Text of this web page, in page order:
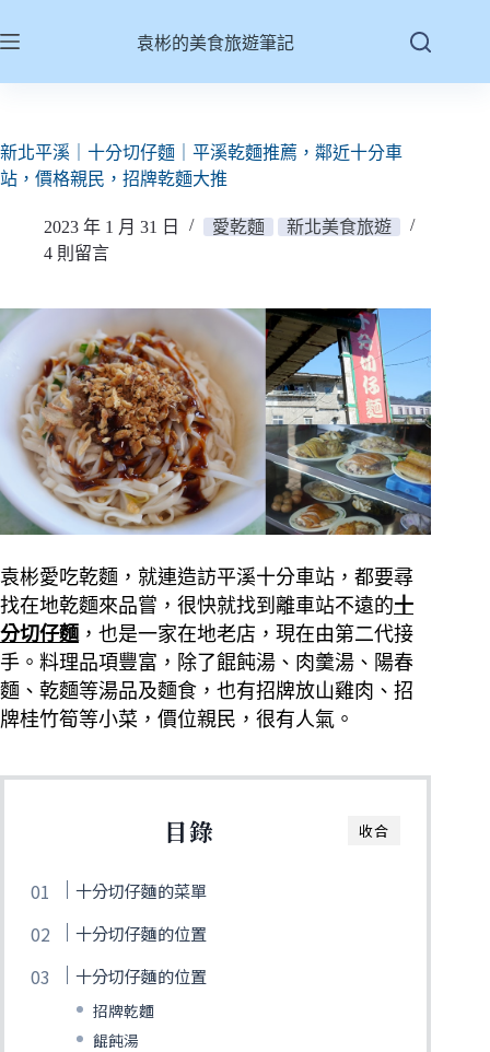
至
容
袁彬的美食旅遊筆記
新北平溪｜十分切仔麵｜平溪乾麵推薦，鄰近十分車
站，價格親民，招牌乾麵大推
2023 年 1 月 31 日 愛乾麵
新北美食旅遊
4 則留言
袁彬愛吃乾麵，就連造訪平溪十分車站，都要尋
找在地乾麵來品嘗，很快就找到離車站不遠的十
分切仔麵 ，也是一家在地老店，現在由第二代接
手。 料理品項豐富，除了餛飩湯、肉羹湯、陽春
麵、乾麵等湯品及麵食，也有招牌放山雞肉、招
牌桂竹筍等小菜，價位親民，很有人氣。
收合
目錄
十分切仔麵的菜單
十分切仔麵的位置
十分切仔麵的位置
招牌乾麵
餛飩湯